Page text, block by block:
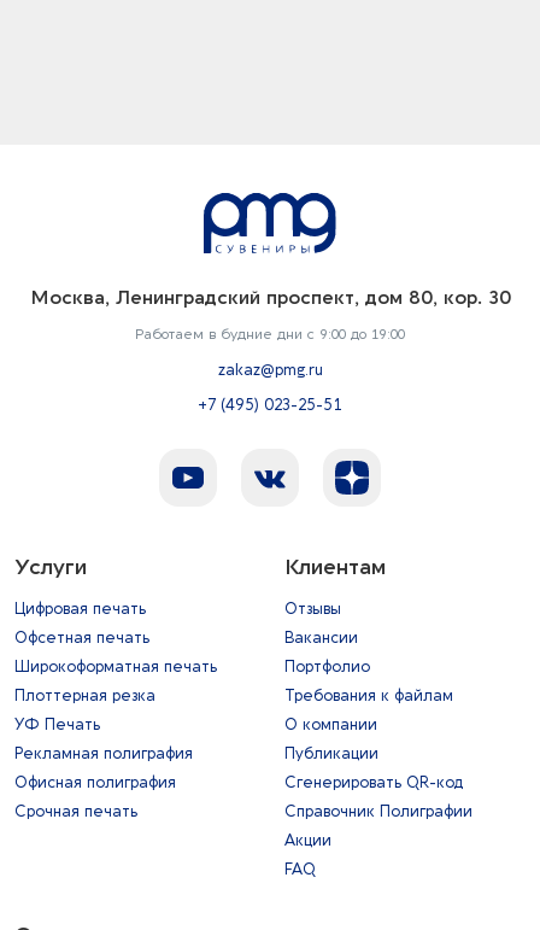
Москва, Ленинградский проспект, дом 80, кор. 30
Работаем в будние дни с 9:00 до 19:00
zakaz@pmg.ru
+7 (495) 023-25-51
Услуги
Цифровая печать
Офсетная печать
Широкоформатная печать
Плоттерная резка
УФ Печать
Рекламная полиграфия
Офисная полиграфия
Срочная печать
Клиентам
Отзывы
Вакансии
Портфолио
Требования к файлам
О компании
Публикации
Сгенерировать QR-код
Справочник Полиграфии
Акции
FAQ